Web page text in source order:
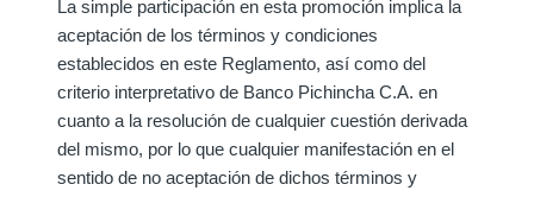
La simple participación en esta promoción implica la
aceptación de los términos y condiciones
establecidos en este Reglamento, así como del
criterio interpretativo de Banco Pichincha C.A. en
cuanto a la resolución de cualquier cuestión derivada
del mismo, por lo que cualquier manifestación en el
sentido de no aceptación de dichos términos y